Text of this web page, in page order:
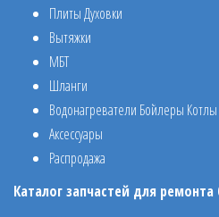
Плиты Духовки
Вытяжки
МБТ
Шланги
Водонагреватели Бойлеры Котлы
Аксессуары
Распродажа
Каталог запчастей для